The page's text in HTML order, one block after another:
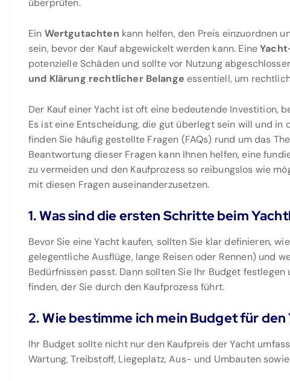
überprüfen.
Ein Wertgutachten kann helfen, den Preis einzuordnen
sein, bevor der Kauf abgewickelt werden kann. Eine
potenzielle Schäden und sollte vor Nutzung
und Klärung rechtlicher Belange essentiell, um
Der Kauf einer Yacht ist oft eine bedeutende Investition,
Es ist eine Entscheidung, die gut überlegt sein will und in
finden Sie häufig gestellte Fragen (FAQs) rund um das
Beantwortung dieser Fragen kann Ihnen helfen, eine
zu vermeiden und den Kaufprozess so reibungslos wie
mit diesen Fragen auseinanderzusetzen.
1. Was sind die ersten Schritte beim
Bevor Sie eine Yacht kaufen, sollten Sie klar definieren,
gelegentliche Ausflüge, lange Reisen oder Rennen) und
Bedürfnissen passt. Dann sollten Sie Ihr Budget
finden, der Sie durch den Kaufprozess führt.
2. Wie bestimme ich mein Budget für
Ihr Budget sollte nicht nur den Kaufpreis der Yacht
Wartung, Treibstoff, Liegeplatz, Aus- und Umbauten